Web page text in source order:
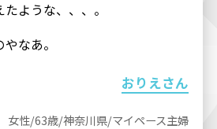
ような、、、。
なあ。
おりえさん
女性/63歳/神奈川県/マイペース主婦